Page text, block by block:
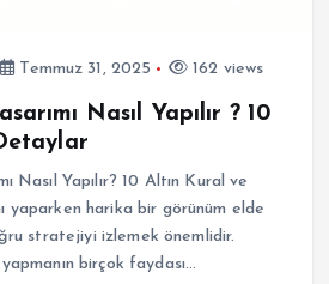
Temmuz 31, 2025 162 views
Nasıl Yapılır ? 10
Nasıl Yapılır? 10 Altın Kural ve
yaparken harika bir görünüm elde
stratejiyi izlemek önemlidir.
birçok faydası…